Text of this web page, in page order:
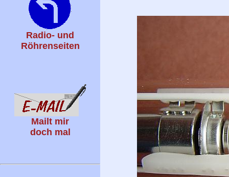
Radio- und
Röhrenseiten
Mailt mir
doch mal